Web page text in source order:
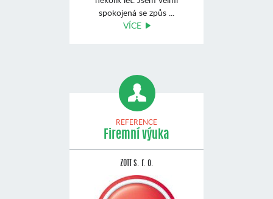
spokojená se způs ...
VÍCE
REFERENCE
Firemní výuka
ZOTT s. r. o.